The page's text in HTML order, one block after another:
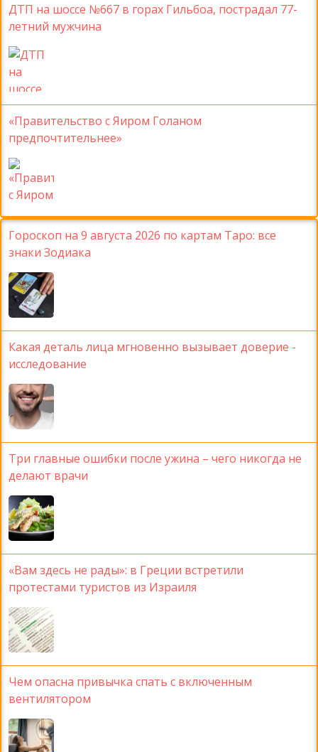
ДТП на шоссе №667 в горах Гильбоа, пострадал 77-
летний мужчина
«Правительство с Яиром Голаном
предпочтительнее»
Гороскоп на 9 августа 2026 по картам Таро: все
знаки Зодиака
Какая деталь лица мгновенно вызывает доверие -
исследование
Три главные ошибки после ужина – чего никогда не
делают врачи
«Вам здесь не рады»: в Греции встретили
протестами туристов из Израиля
Чем опасна привычка спать с включенным
вентилятором